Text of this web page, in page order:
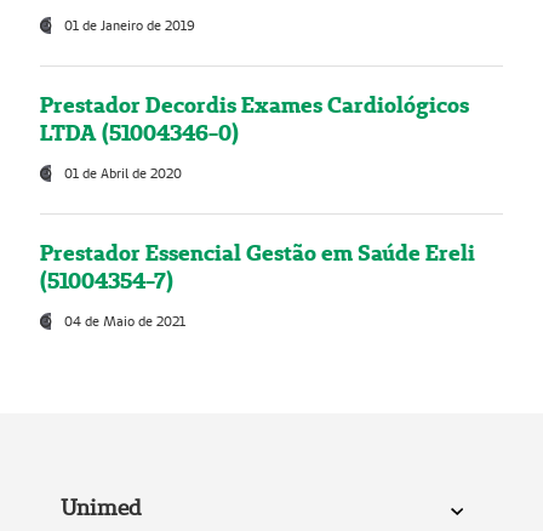
01 de Janeiro de 2019
Prestador Decordis Exames Cardiológicos
LTDA (51004346-0)
01 de Abril de 2020
Prestador Essencial Gestão em Saúde Ereli
(51004354-7)
04 de Maio de 2021
Unimed